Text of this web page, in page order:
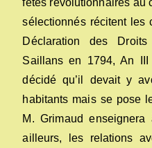
fêtes révolutionnaires au
sélectionnés récitent les
Déclaration des
Saillans en 1794, An
décidé qu’il devait y
habitants mais se pose
M. Grimaud
ailleurs, les relations